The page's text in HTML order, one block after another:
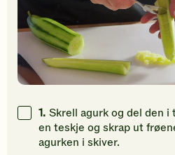
1. Skrell agurk og del den i
en teskje og skrap ut
agurken i skiver.